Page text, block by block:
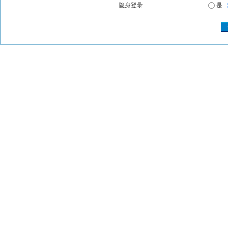
隐身登录 是